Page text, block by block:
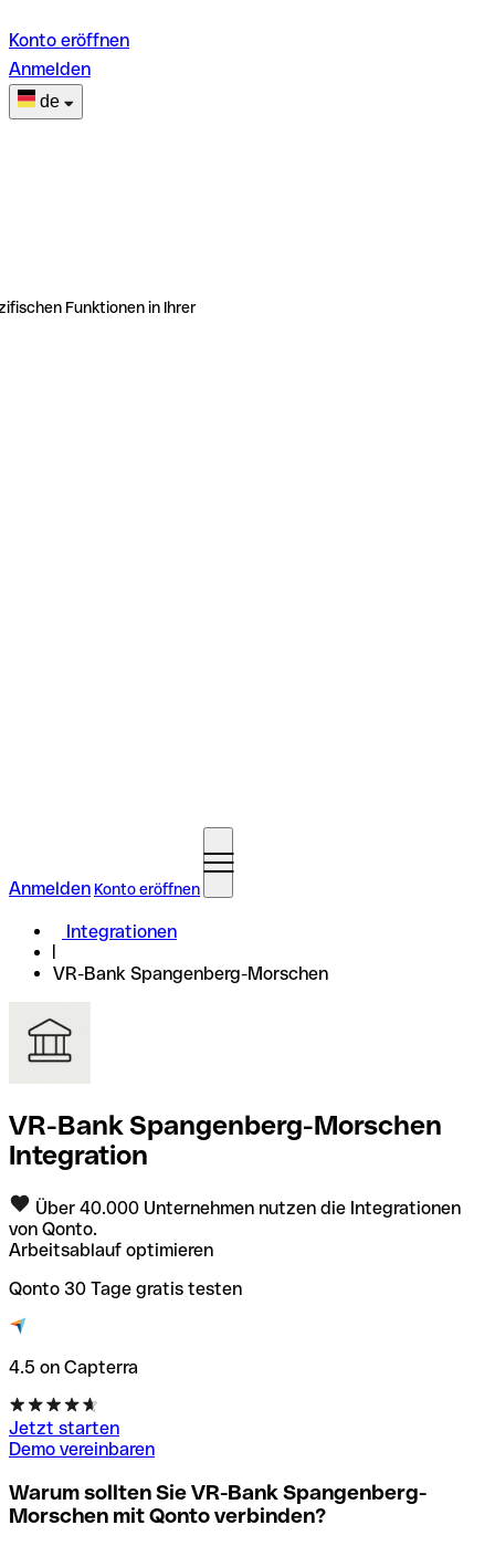
Konto eröffnen
Anmelden
de
Funktionen in Ihrer
Anmelden Konto eröffnen
Integrationen
VR-Bank Spangenberg-Morschen
VR-Bank Spangenberg-Morschen
Integration
Über 40.000 Unternehmen nutzen die Integrationen
von Qonto.
Arbeitsablauf optimieren
Qonto 30 Tage gratis testen
4.5 on Capterra
Jetzt starten
Demo vereinbaren
Warum sollten Sie VR-Bank Spangenberg-
Morschen mit Qonto verbinden?